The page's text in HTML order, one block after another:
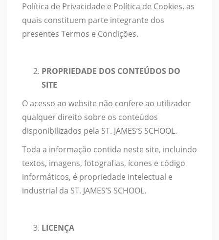
Política de Privacidade e Política de Cookies, as
quais constituem parte integrante dos
presentes Termos e Condições.
PROPRIEDADE DOS CONTEÚDOS DO
SITE
O acesso ao website não confere ao utilizador
qualquer direito sobre os conteúdos
disponibilizados pela ST. JAMES’S SCHOOL.
Toda a informação contida neste site, incluindo
textos, imagens, fotografias, ícones e código
informáticos, é propriedade intelectual e
industrial da ST. JAMES’S SCHOOL.
LICENÇA